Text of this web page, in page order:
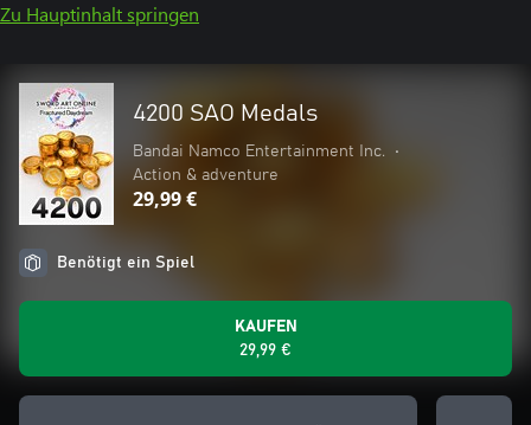
Zu Hauptinhalt springen
4200 SAO Medals
Bandai Namco Entertainment Inc.
•
Action & adventure
29,99 €
Benötigt ein Spiel
KAUFEN
29,99 €